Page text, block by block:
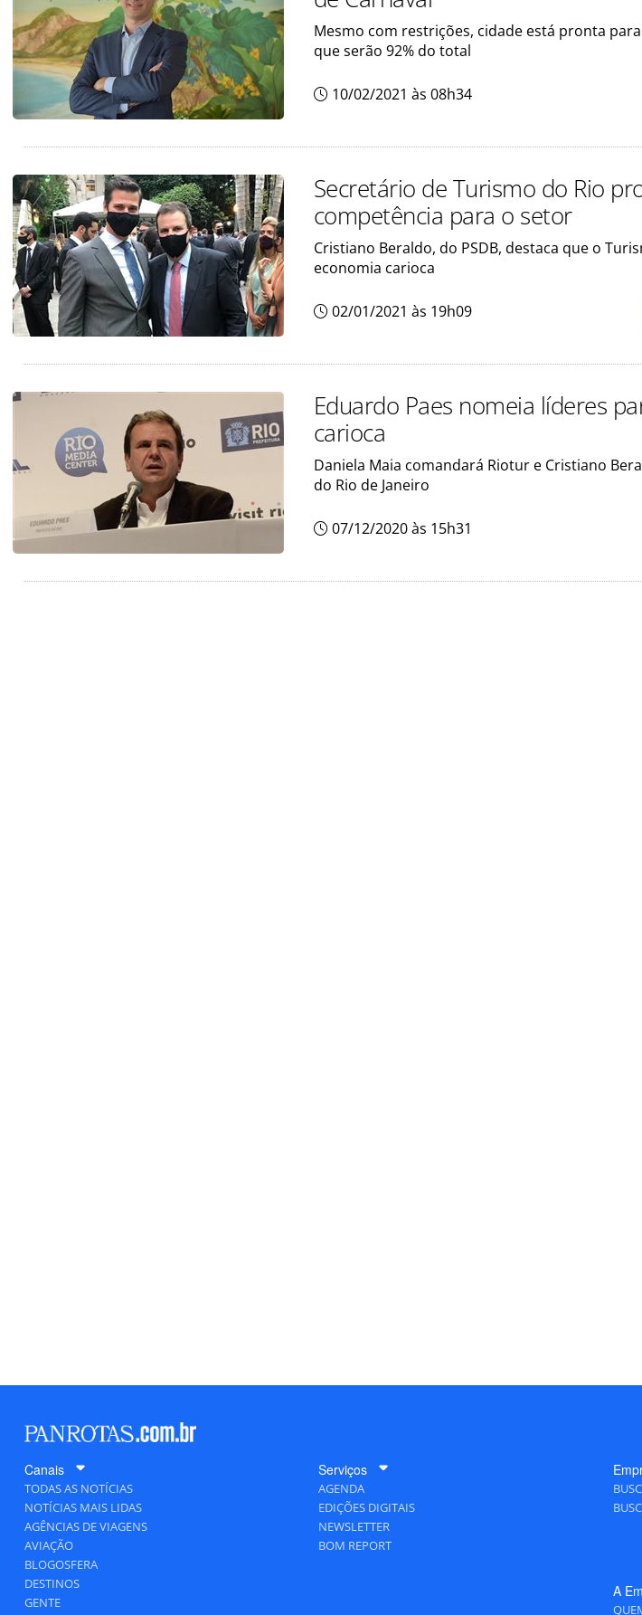
Mesmo com restrições, cidade está pronta
que serão 92% do total
10/02/2021 às 08h34
Secretário de Turismo do Rio
competência para o setor
Cristiano Beraldo, do PSDB, destaca que o
economia carioca
02/01/2021 às 19h09
Eduardo Paes nomeia líderes
carioca
Daniela Maia comandará Riotur e Cristiano
do Rio de Janeiro
07/12/2020 às 15h31
Canais
TODAS AS NOTÍCIAS
NOTÍCIAS MAIS LIDAS
AGÊNCIAS DE VIAGENS
AVIAÇÃO
BLOGOSFERA
DESTINOS
GENTE
Serviços
AGENDA
EDIÇÕES DIGITAIS
NEWSLETTER
BOM REPORT
A